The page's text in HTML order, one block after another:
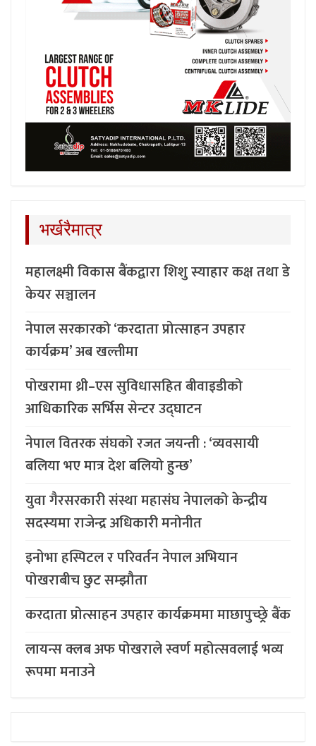
भर्खरैमात्र
महालक्ष्मी विकास बैंकद्वारा शिशु स्याहार कक्ष तथा डे
केयर सञ्चालन
नेपाल सरकारको ‘करदाता प्रोत्साहन उपहार
कार्यक्रम’ अब खल्तीमा
पोखरामा थ्री–एस सुविधासहित बीवाइडीको
आधिकारिक सर्भिस सेन्टर उद्घाटन
नेपाल वितरक संघको रजत जयन्ती : ‘व्यवसायी
बलिया भए मात्र देश बलियो हुन्छ’
युवा गैरसरकारी संस्था महासंघ नेपालको केन्द्रीय
सदस्यमा राजेन्द्र अधिकारी मनोनीत
इनोभा हस्पिटल र परिवर्तन नेपाल अभियान
पोखराबीच छुट सम्झौता
करदाता प्रोत्साहन उपहार कार्यक्रममा माछापुच्छ्र्रे बैंक
लायन्स क्लब अफ पोखराले स्वर्ण महोत्सवलाई भव्य
रूपमा मनाउने